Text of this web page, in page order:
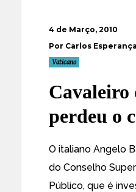
4 de Março, 2010
Por Carlos Esperança
Vaticano
Cavaleiro
perdeu o
O italiano Angelo
do Conselho
Público, que é